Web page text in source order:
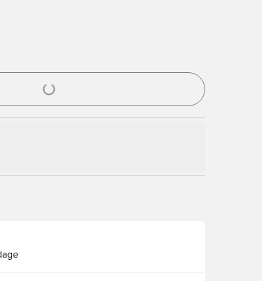
ind eller tilmelde dig som medlem